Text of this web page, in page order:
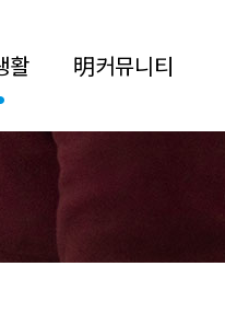
활 明커뮤니티